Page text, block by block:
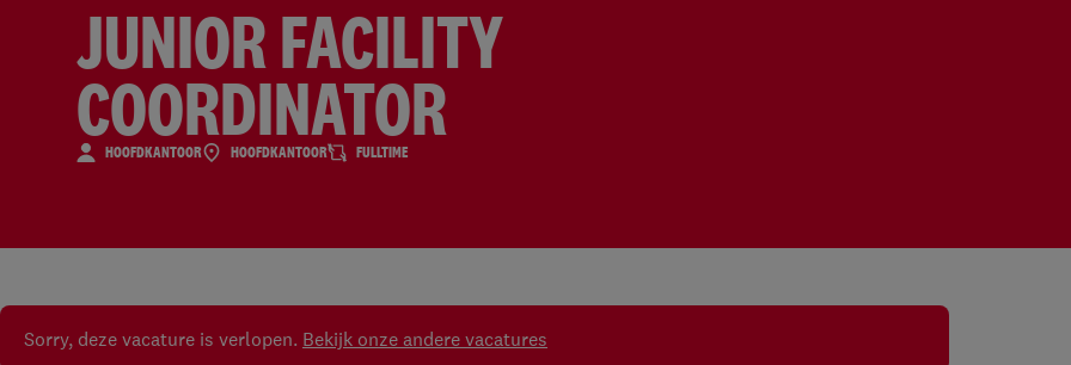
JUNIOR FACILITY
COORDINATOR
HOOFDKANTOOR HOOFDKANTOOR FULLTIME
Sorry, deze vacature is verlopen. Bekijk onze andere vacatures